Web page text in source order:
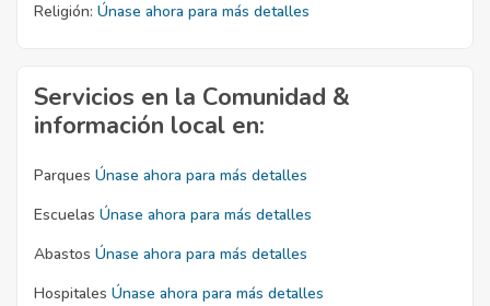
Religión: Únase ahora para más detalles
Servicios en la Comunidad &
información local en:
Parques Únase ahora para más detalles
Escuelas Únase ahora para más detalles
Abastos Únase ahora para más detalles
Hospitales Únase ahora para más detalles